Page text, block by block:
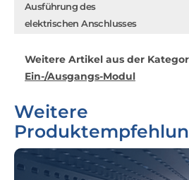
Ausführung des
elektrischen Anschlusses
Weitere Artikel aus der
Ein-/Ausgangs-Modul
Weitere